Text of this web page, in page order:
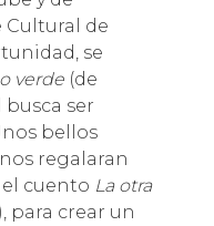
Cultural de
se
verde(de
busca ser
bellos
regalaran
el cuento La otra
para crear un